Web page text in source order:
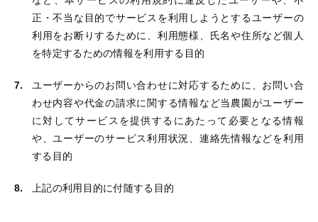
正・不当な目的でサービスを利用しようとするユーザーの
利用をお断りするために、利用態様、氏名や住所など個人
を特定するための情報を利用する目的
ユーザーからのお問い合わせに対応するために、お問い合
わせ内容や代金の請求に関する情報など当農園がユーザー
に対してサービスを提供するにあたって必要となる情報
や、ユーザーのサービス利用状況、連絡先情報などを利用
する目的
上記の利用目的に付随する目的